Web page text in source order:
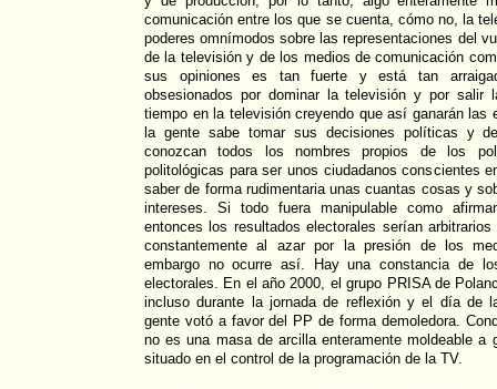
comunicación entre los que se cuenta, cómo no, la
poderes omnímodos sobre las representaciones del
de la televisión y de los medios de comunicación
sus opiniones es tan fuerte y está tan
obsesionados por dominar la televisión y por salir
tiempo en la televisión creyendo que así ganarán las
la gente sabe tomar sus decisiones políticas y
conozcan todos los nombres propios de los
politológicas para ser unos ciudadanos conscientes
saber de forma rudimentaria unas cuantas cosas y
intereses. Si todo fuera manipulable como
entonces los resultados electorales serían
constantemente al azar por la presión de los
embargo no ocurre así. Hay una constancia de
electorales. En el año 2000, el grupo PRISA de
incluso durante la jornada de reflexión y el día de
gente votó a favor del PP de forma demoledora.
no es una masa de arcilla enteramente moldeable a
situado en el control de la programación de la TV.